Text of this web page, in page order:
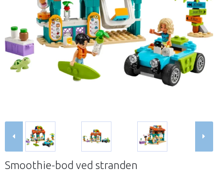
Smoothie-bod ved stranden